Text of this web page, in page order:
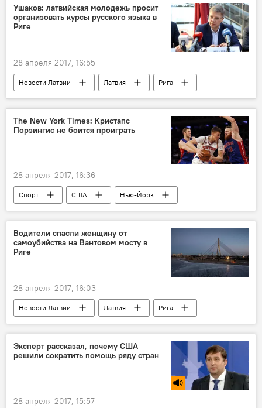
Ушаков: латвийская молодежь просит
организовать курсы русского языка в
Риге
28 апреля 2017, 16:55
Новости Латвии Латвия
Рига
Нил Ушаков
курсы
The New York Times: Кристапс
Порзингис не боится проиграть
28 апреля 2017, 16:36
Спорт США
Нью-Йорк
Кристапс Порзингис
Фил Джексон
Джеймс Л. Долан
New York Knicks
Водители спасли женщину от
самоубийства на Вантовом мосту в
Риге
28 апреля 2017, 16:03
Новости Латвии Латвия
Рига
Рижская муниципальная полиция (РМП)
Эксперт рассказал, почему США
решили сократить помощь ряду стран
28 апреля 2017, 15:57